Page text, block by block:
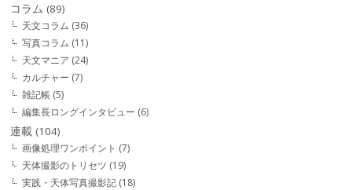
コラム (89)
天文コラム (36)
写真コラム (11)
天文マニア (24)
カルチャー (7)
雑記帳 (5)
編集長ロングインタビュー (6)
連載 (104)
画像処理ワンポイント (7)
天体撮影のトリセツ (19)
実践・天体写真撮影記 (18)